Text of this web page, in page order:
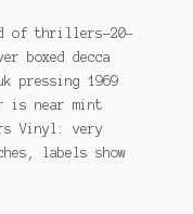
of thrillers-20-
boxed decca
pressing 1969
is near mint
Vinyl: very
labels show